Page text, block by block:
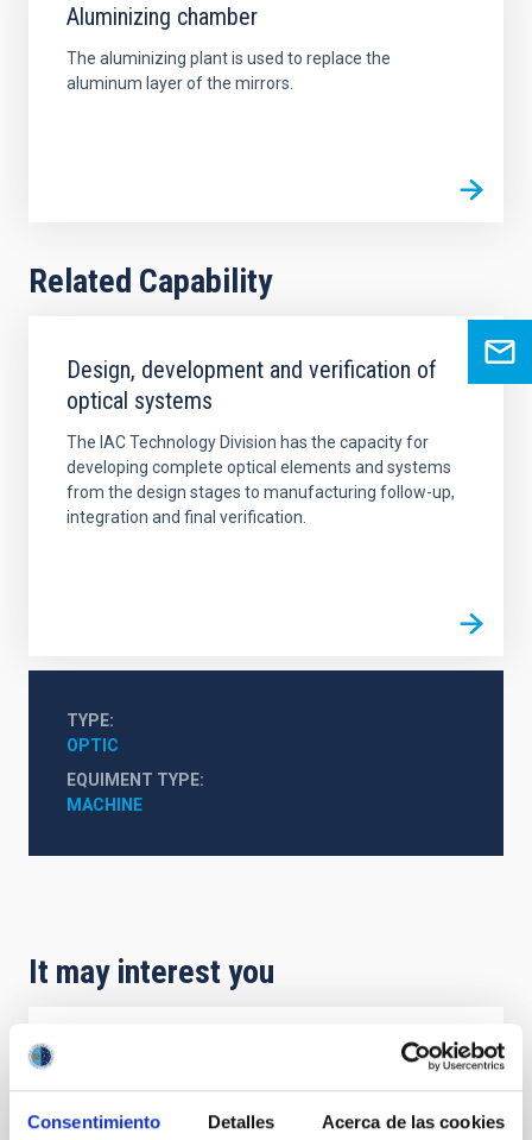
Consentimiento Detalles Acerca de las cookies
Aluminizing chamber
The aluminizing plant is used to replace the
aluminum layer of the mirrors.
Related Capability
Design, development and verification of
optical systems
The IAC Technology Division has the capacity for
developing complete optical elements and systems
from the design stages to manufacturing follow-up,
integration and final verification.
TYPE
OPTIC
EQUIMENT TYPE
MACHINE
It may interest you
resolución que proporciona rápidamente datos de